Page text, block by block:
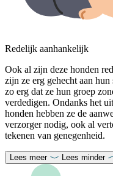
Redelijk aanhankelijk
Ook al zijn deze honden
zijn ze erg gehecht aan
zo erg dat ze hun groep
verdedigen. Ondanks het
honden hebben ze de
verzorger nodig, ook al
tekenen van genegenheid.
Lees meer Lees minder